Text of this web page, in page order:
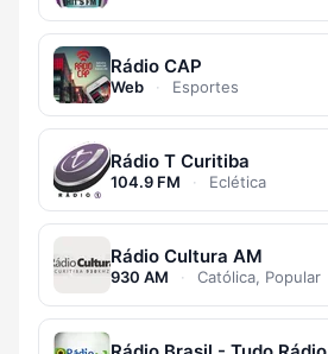
Rádio CAP
Web · Esportes
Rádio T Curitiba
104.9 FM · Eclética
Rádio Cultura AM
930 AM · Católica, Popular